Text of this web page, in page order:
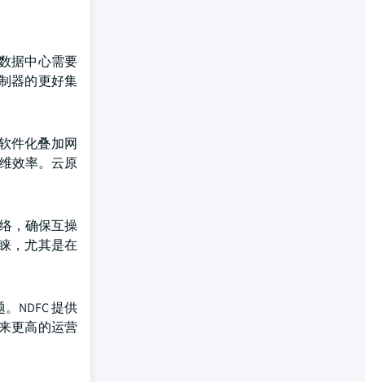
据中心需要
器的更好集
件化叠加网
效率。云原
，确保互操
，尤其是在
NDFC 提供
更高的运营